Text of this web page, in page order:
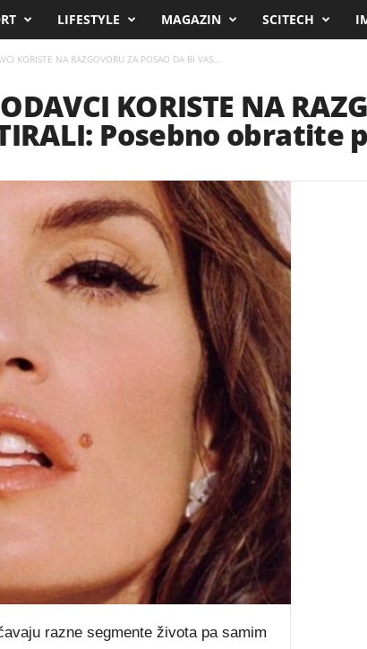
LIFESTYLE MAGAZIN SCITECH
KORISTE NA RAZGOVORU ZA POSAO DA BI VAS...
KORISTE NA
Posebno
razne segmente života pa samim